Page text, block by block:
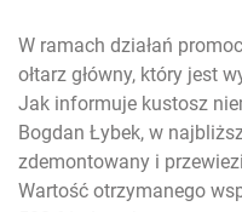
W ramach działań
ołtarz główny, który jest
Jak informuje kustosz
Bogdan Łybek, w
zdemontowany i
Wartość otrzymanego